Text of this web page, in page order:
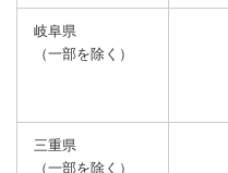
岐阜県
（一部を除く）
三重県
（一部を除く）